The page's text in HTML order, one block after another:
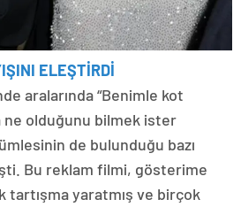
ELEŞTİRDİ
aralarında “Benimle kot
ne olduğunu bilmek ister
de bulunduğu bazı
Bu reklam filmi, gösterime
yaratmış ve birçok